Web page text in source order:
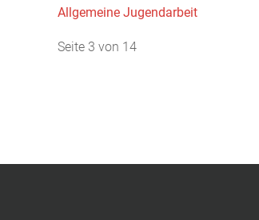
Allgemeine Jugendarbeit
Seite 3 von 14